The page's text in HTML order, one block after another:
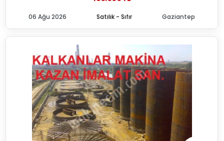
Satılık - Sıfır
06 Ağu 2026 Gaziantep